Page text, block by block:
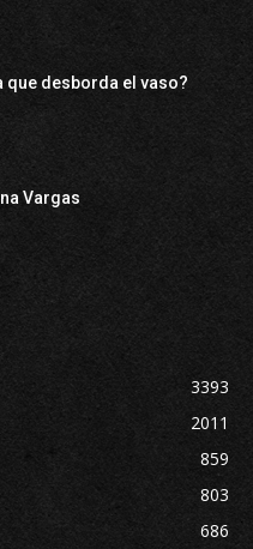
que desborda el vaso?
Vargas
3393
2011
859
803
686